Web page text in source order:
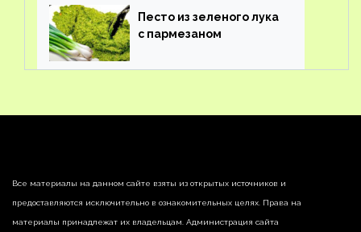
Песто из зеленого лука
с пармезаном
Все материалы на данном сайте взяты из открытых источников и
предоставляются исключительно в ознакомительных целях. Права на
материалы принадлежат их владельцам. Администрация сайта